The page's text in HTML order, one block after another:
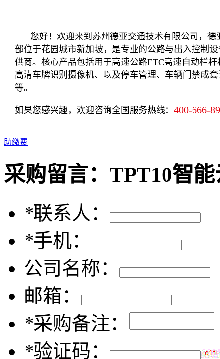
您好！欢迎来到苏州德亚交通技术有限公司，德
部位于花园城市新加坡，是专业的公路与出入控制设
供商。核心产品包括用于高速公路ETC高速自动栏杆
高清车牌识别摄像机、以及停车管理、车辆门禁成套
等。
如果您感兴趣，欢迎咨询全国服务热线： 400-666-
助缴费
采购留言： TPT10智
*联系人：
*手机：
公司名称：
邮箱：
*采购备注：
*验证码：